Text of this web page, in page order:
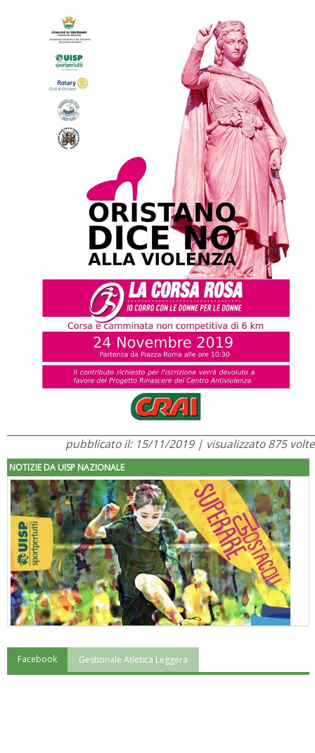
pubblicato il: 15/11/2019 | visualizzato 875 volte
NOTIZIE DA UISP NAZIONALE
"Superare gli ostacoli": la relazione di Tiziano Pesce al CN Uisp
Facebook Gestionale Atletica Leggera